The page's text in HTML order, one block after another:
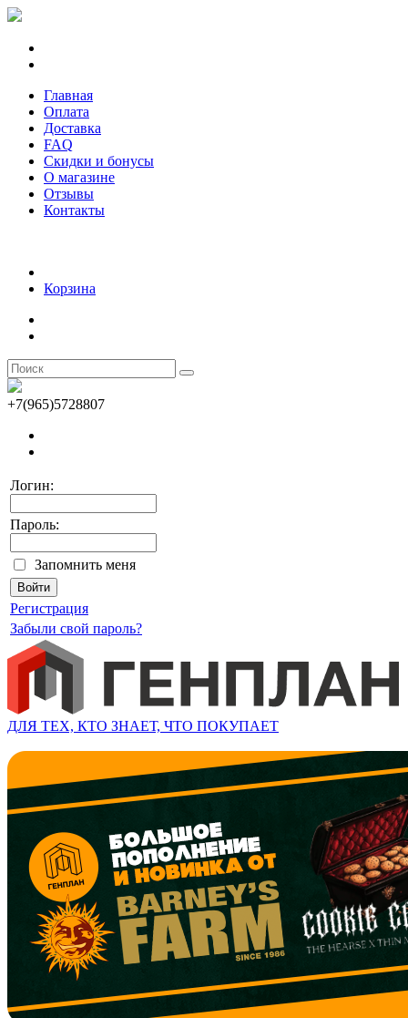
Главная
Оплата
Доставка
FAQ
Скидки и бонусы
О магазине
Отзывы
Контакты
Корзина
+7(965)5728807
Логин:
Пароль:
Запомнить меня
Регистрация
Забыли свой пароль?
ДЛЯ ТЕХ, КТО ЗНАЕТ, ЧТО ПОКУПАЕТ